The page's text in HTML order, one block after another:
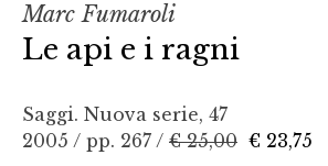
Marc Fumaroli
Le api e i ragni
Saggi. Nuova serie, 47
2005 / pp. 267 / € 25,00 € 23,75